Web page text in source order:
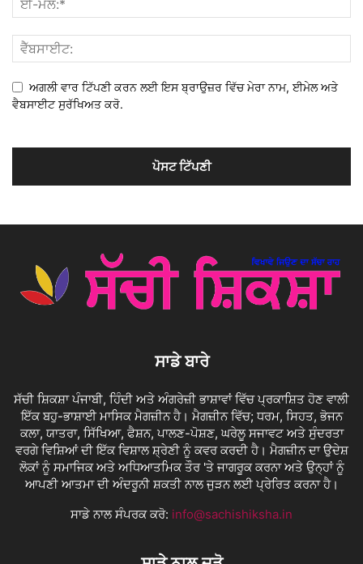
ਅਗਲੀ ਵਾਰ ਟਿੱਪਣੀ ਕਰਨ ਲਈ ਇਸ ਬ੍ਰਾਉਜ਼ਰ ਵਿੱਚ ਮੇਰਾ ਨਾਮ, ਈਮੇਲ ਅਤੇ
ਵੈਬਸਾਈਟ ਸੁਰੱਖਿਅਤ ਕਰੋ.
ਸਾਡੇ ਬਾਰੇ
ਸੱਚੀ ਸ਼ਿਕਸ਼ਾ ਪੰਜਾਬੀ, ਹਿੰਦੀ ਅਤੇ ਅੰਗਰੇਜ਼ੀ ਭਾਸ਼ਾਵਾਂ ਵਿੱਚ ਪ੍ਰਕਾਸ਼ਿਤ ਹੋਣ ਵਾਲੀ
ਇੱਕ ਬਹੁ-ਭਾਸ਼ਾਈ ਮਾਸਿਕ ਮੈਗਜ਼ੀਨ ਹੈ। ਮੈਗਜ਼ੀਨ ਵਿੱਚ; ਧਰਮ, ਸਿਹਤ, ਭੋਜਨ
ਕਲਾ, ਯਾਤਰਾ, ਸਿੱਖਿਆ, ਫੈਸ਼ਨ, ਪਾਲਣ-ਪੋਸ਼ਣ, ਘਰੇਲੂ ਸਜਾਵਟ ਅਤੇ ਸੁੰਦਰਤਾ
ਵਰਗੇ ਵਿਸ਼ਿਆਂ ਦੀ ਇੱਕ ਵਿਸ਼ਾਲ ਸ਼੍ਰੇਣੀ ਨੂੰ ਕਵਰ ਕਰਦੀ ਹੈ। ਮੈਗਜ਼ੀਨ ਦਾ ਉਦੇਸ਼
ਲੋਕਾਂ ਨੂੰ ਸਮਾਜਿਕ ਅਤੇ ਅਧਿਆਤਮਿਕ ਤੌਰ 'ਤੇ ਜਾਗਰੂਕ ਕਰਨਾ ਅਤੇ ਉਨ੍ਹਾਂ ਨੂੰ
ਆਪਣੀ ਆਤਮਾ ਦੀ ਅੰਦਰੂਨੀ ਸ਼ਕਤੀ ਨਾਲ ਜੁੜਨ ਲਈ ਪ੍ਰੇਰਿਤ ਕਰਨਾ ਹੈ।
ਸਾਡੇ ਨਾਲ ਸੰਪਰਕ ਕਰੋ: info@sachishiksha.in